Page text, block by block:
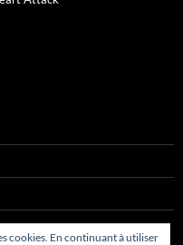
cookies. En continuant à utiliser